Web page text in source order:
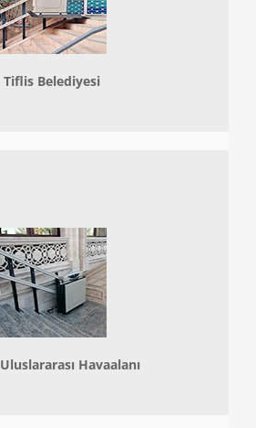
Tiflis Belediyesi
Uluslararası Havaalanı